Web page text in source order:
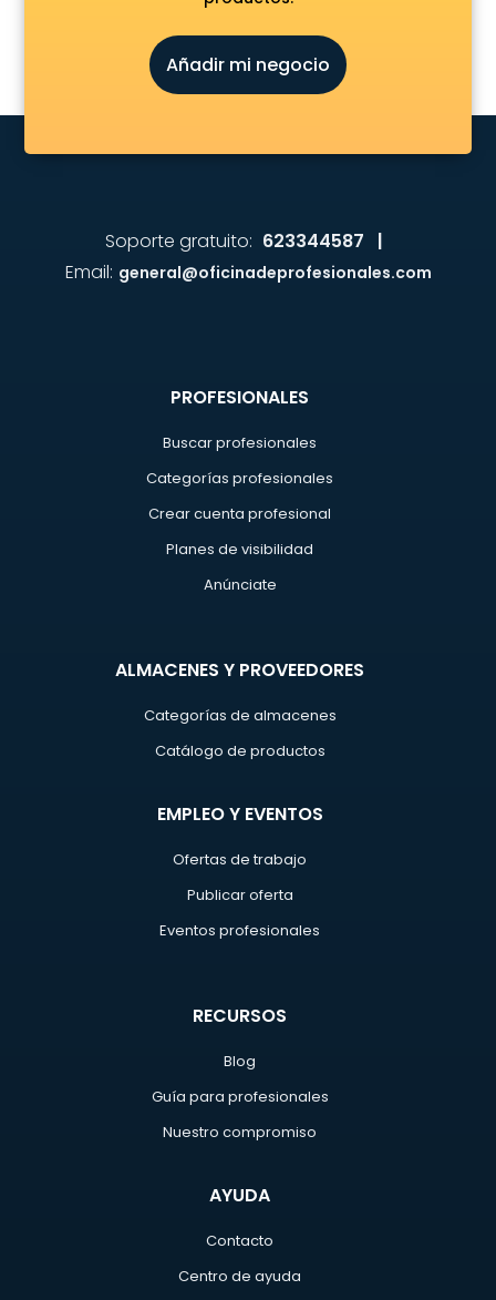
Añadir mi negocio
Soporte gratuito: 623344587 |
Email: general@oficinadeprofesionales.com
PROFESIONALES
Buscar profesionales
Categorías profesionales
Crear cuenta profesional
Planes de visibilidad
Anúnciate
ALMACENES Y PROVEEDORES
Categorías de almacenes
Catálogo de productos
EMPLEO Y EVENTOS
Ofertas de trabajo
Publicar oferta
Eventos profesionales
RECURSOS
Blog
Guía para profesionales
Nuestro compromiso
AYUDA
Contacto
Centro de ayuda